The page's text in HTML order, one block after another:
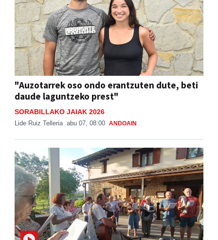
"Auzotarrek oso ondo erantzuten dute, beti
daude laguntzeko prest"
SORABILLAKO JAIAK 2026
Lide Ruiz Telleria abu 07, 08:00 ANDOAIN